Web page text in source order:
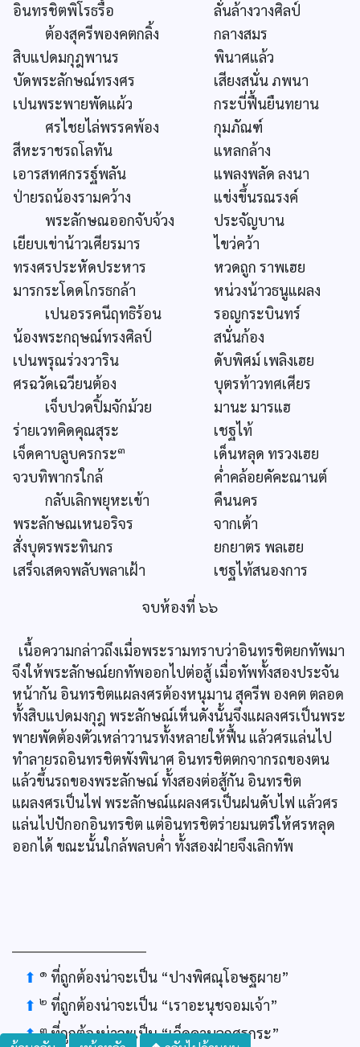
อินทรชิตพิโรธรื้อ
ลั่นล้างวางศิลป์
ต้องสุครีพองคตกลิ้ง
กลางสมร
สิบแปดมกุฎพานร
พินาศแล้ว
บัดพระลักษณ์ทรงศร
เสียงสนั่น ภพนา
เปนพระพายพัดแผ้ว
กระบี่ฟื้นยืนทยาน
ศรไชยไล่พรรคพ้อง
กุมภัณฑ์
สีหะราชรถโลทัน
แหลกล้าง
เอารสทศกรรฐ์พลัน
แพลงพลัด ลงนา
ป่ายรถน้องรามคว้าง
แข่งขึ้นรณรงค์
พระลักษณออกจับจ้วง
ประจัญบาน
เยียบเข่าน้าวเศียรมาร
ไขว่คว้า
ทรงศรประหัดประหาร
หวดถูก ราพเฮย
มารกระโดดโกรธกล้า
หน่วงน้าวธนูแผลง
เปนอรรคนีฤทธิร้อน
รอญกระบินทร์
น้องพระกฤษณ์ทรงศิลป์
สนั่นก้อง
เปนพรุณร่วงวาริน
ดับพิศม์ เพลิงเฮย
ศรฉวัดเฉวียนต้อง
บุตรท้าวทศเศียร
เจ็บปวดปิ้มจักม้วย
มานะ มารแฮ
ร่ายเวทคิดคุณสุระ
เชฐไท้
เจ็ดคาบลูบครกระ๓
เด็นหลุด ทรวงเฮย
จวบทิพากรใกล้
ค่ำคล้อยคัคะณานต์
กลับเลิกพยุหะเข้า
คืนนคร
พระลักษณเหนอริจร
จากเต้า
สั่งบุตรพระทินกร
ยกยาตร พลเฮย
เสร็จเสดจพลับพลาเฝ้า
เชฐไท้สนองการ
จบห้องที่ ๖๖
เนื้อความกล่าวถึงเมื่อพระรามทราบว่าอินทรชิตยกทัพมา
จึงให้พระลักษณ์ยกทัพออกไปต่อสู้ เมื่อทัพทั้งสองประจัน
หน้ากัน อินทรชิตแผลงศรต้องหนุมาน สุครีพ องคต ตลอด
ทั้งสิบแปดมงกุฎ พระลักษณ์เห็นดังนั้นจึงแผลงศรเป็นพระ
พายพัดต้องตัวเหล่าวานรทั้งหลายให้ฟื้น แล้วศรแล่นไป
ทำลายรถอินทรชิตพังพินาศ อินทรชิตตกจากรถของตน
แล้วขึ้นรถของพระลักษณ์ ทั้งสองต่อสู้กัน อินทรชิต
แผลงศรเป็นไฟ พระลักษณ์แผลงศรเป็นฝนดับไฟ แล้วศร
แล่นไปปักอกอินทรชิต แต่อินทรชิตร่ายมนตร์ให้ศรหลุด
ออกได้ ขณะนั้นใกล้พลบค่ำ ทั้งสองฝ่ายจึงเลิกทัพ
⬆ ๑ ที่ถูกต้องน่าจะเป็น “ปางพิศณุโอษฐผาย”
⬆ ๒ ที่ถูกต้องน่าจะเป็น “เราอะนุชจอมเจ้า”
⬆๓ที่ถูกต้องน่าจะเป็น “เจ็ดคาบลูกศรกระ”